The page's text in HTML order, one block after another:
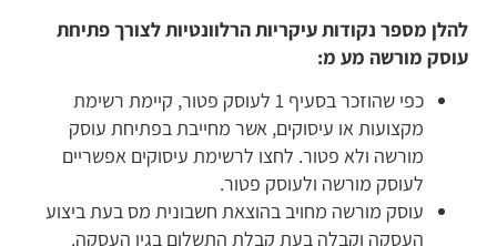
מספר נקודות עיקריות הרלוונטיות לצורך פתיחת
מורשה מע מ:
כפי שהוזכר בסעיף 1 לעוסק פטור, קיימת רשימת
מקצועות או עיסוקים, אשר מחייבת בפתיחת עוסק
מורשה ולא פטור. לחצו לרשימתעיסוקיםאפשריים
לעוסקמורשה ולעוסקפטור.
עוסק מורשה מחויב בהוצאת חשבונית מס בעת ביצוע
העסקה וקבלה בעת קבלת התשלום בגין העסקה.